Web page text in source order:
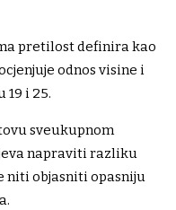
pretilost definira kao
odnos visine i
i 25.
sveukupnom
napraviti razliku
niti objasniti opasniju